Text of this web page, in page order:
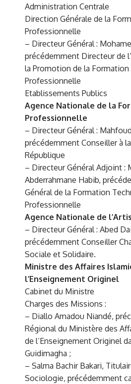
Administration Centrale
Direction Générale de la
Professionnelle
– Directeur Général :
précédemment Directeur de
la Promotion de la
Professionnelle
Etablissements Publics
Agence Nationale de la
Professionnelle
– Directeur Général :
précédemment Conseiller à
République
– Directeur Général Adjoint :
Abderrahmane Habib,
Général de la Formation
Professionnelle
Agence Nationale de
– Directeur Général : Abed
précédemment Conseiller
Sociale et Solidaire.
Ministre des Affaires
l’Enseignement Originel
Cabinet du Ministre
Charges des Missions :
– Diallo Amadou Niandé,
Régional du Ministère des
de l’Enseignement Originel
Guidimagha ;
– Salma Bachir Bakari,
Sociologie, précédemment